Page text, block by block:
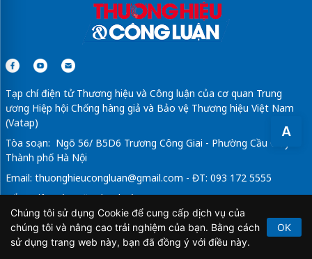
A
Tạp chí điện tử Thương hiệu và Công luận của cơ quan Trung
ương Hiệp hội Chống hàng giả và Bảo vệ Thương hiệu Việt Nam
(Vatap)
Tòa soạn: Ngõ 56/ B5D6 Trương Công Giai - Phường Cầu Giấy -
Thành phố Hà Nội
Email: thuonghieucongluan@gmail.com - ĐT: 093 172 5555
Tổng Biên Tập: Vũ Đức Thuận
Giấy phép hoạt động báo chí điện tử số 64/GP-BTTTT do Bộ
Thông tin và Truyền thông cấp ngày 21/2/2020.
Chúng tôi sử dụng Cookie để cung cấp dịch vụ của
chúng tôi và nâng cao trải nghiệm của bạn. Bằng cách
sử dụng trang web này, bạn đã đồng ý với điều này.
OK